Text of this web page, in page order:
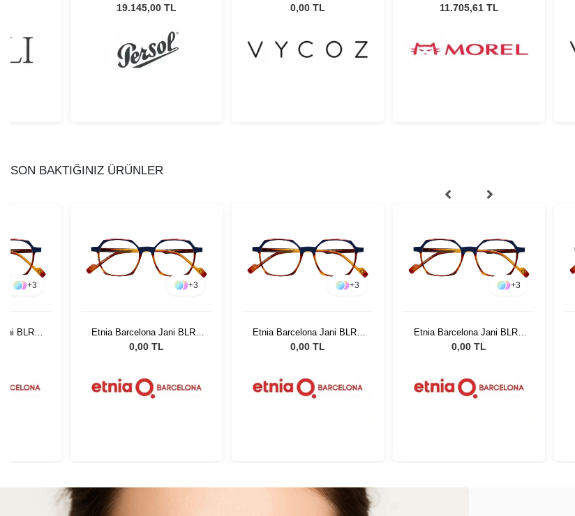
Unisex Güneş Gözlüğü
19.145,00 TL 0,00 TL
Unisex Güneş Gözlüğü
11.705,61 TL
SON BAKTIĞINIZ ÜRÜNLER
+3
BLRD
+3
Etnia Barcelona Jani BLRD
50
0,00 TL
+3
Etnia Barcelona Jani BLRD
50
0,00 TL
+3
Etnia Barcelona Jani BLRD
50
0,00 TL